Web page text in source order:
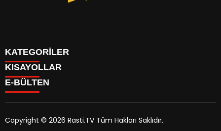
KATEGORİLER
BİYOGRAFİLER
DÜNYA
KÜLTÜR SANAT
KISAYOLLAR
YAZARLAR
PARİTELER
KÜNYE
E-BÜLTEN
Copyright © 2026 Rasti.TV Tüm Hakları Saklıdır.